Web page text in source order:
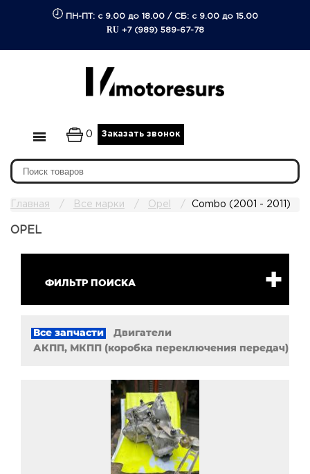
ПН-ПТ: с 9.00 до 18.00/ СБ: с 9.00 до 15.00
RU +7 (989) 589-67-78
0 Заказать звонок
Главная Все марки Opel Combo (2001 - 2011)
OPEL
ФИЛЬТР ПОИСКА
Все запчасти
Двигатели
АКПП, МКПП (коробка переключения передач)